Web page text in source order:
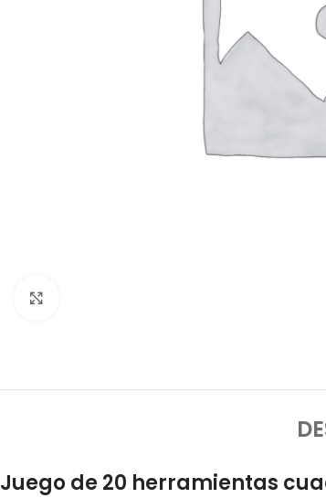
Juego de 20 herramientas